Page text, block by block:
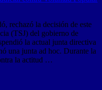
rechazó la decisión de este
(TSJ) del gobierno de
la actual junta directiva
una junta ad hoc. Durante la
la actitud …